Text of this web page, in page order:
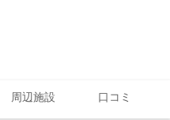
周辺施設 口コミ